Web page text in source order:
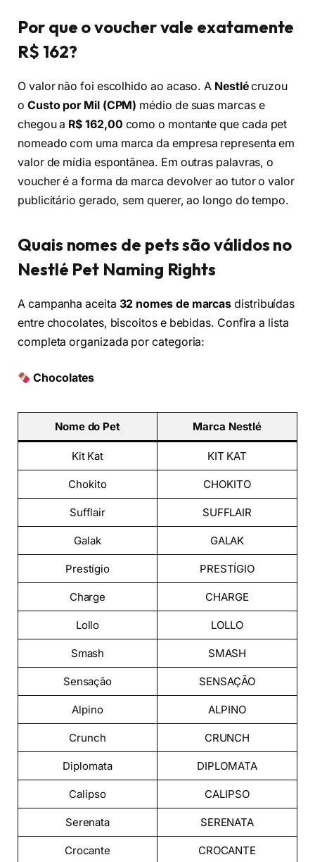
Por que o voucher vale exatamente
R$ 162?
O valor não foi escolhido ao acaso. A Nestlécruzou
o Custo por Mil (CPM) médio de suas marcas e
chegou a R$ 162,00 como o montante que cada pet
nomeado com uma marca da empresa representa em
valor de mídia espontânea. Em outras palavras, o
voucher é a forma da marca devolver ao tutor o valor
publicitário gerado, sem querer, ao longo do tempo.
Quais nomes de pets são válidos no
Nestlé Pet Naming Rights
A campanha aceita 32 nomes de marcas distribuídas
entre chocolates, biscoitos e bebidas. Confira a lista
completa organizada por categoria:
Chocolates
Nome do Pet Marca Nestlé
Kit Kat KIT KAT
Chokito CHOKITO
Sufflair SUFFLAIR
Galak GALAK
Prestígio PRESTÍGIO
Charge CHARGE
Lollo LOLLO
Smash SMASH
Sensação SENSAÇÃO
Alpino ALPINO
Crunch CRUNCH
Diplomata DIPLOMATA
Calipso CALIPSO
Serenata SERENATA
Crocante CROCANTE